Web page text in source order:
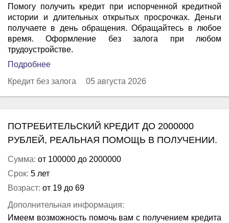
Помогу получить кредит при испорченной кредитной
истории и длительных открытых просрочках. Деньги
получаете в день обращения. Обращайтесь в любое
время. Оформление без залога при любом
трудоустройстве.
Подробнее
Кредит без залога
05 августа 2026
ПОТРЕБИТЕЛЬСКИЙ КРЕДИТ ДО 2000000
РУБЛЕЙ, РЕАЛЬНАЯ ПОМОЩЬ В ПОЛУЧЕНИИ.
Сумма: от 100000 до 2000000
Срок: 5 лет
Возраст: от 19 до 69
Дополнительная информация:
Имеем возможность помочь вам с получением кредита